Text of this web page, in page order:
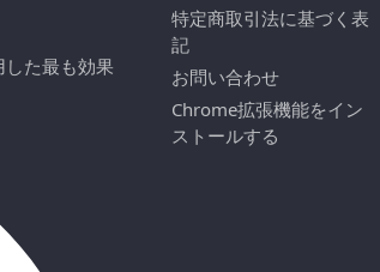
た最も効果
特定商取引法に基づく表
記
お問い合わせ
Chrome拡張機能をイン
ストールする